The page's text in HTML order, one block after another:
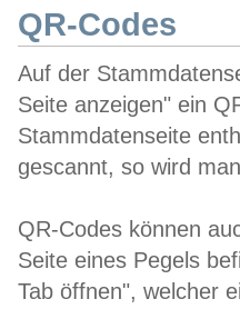
QR-Codes
Auf der
Seite anzeigen" ein
Stammdatenseite
gescannt, so wird
QR-Codes können
Seite eines Pegels
Tab öffnen", welcher